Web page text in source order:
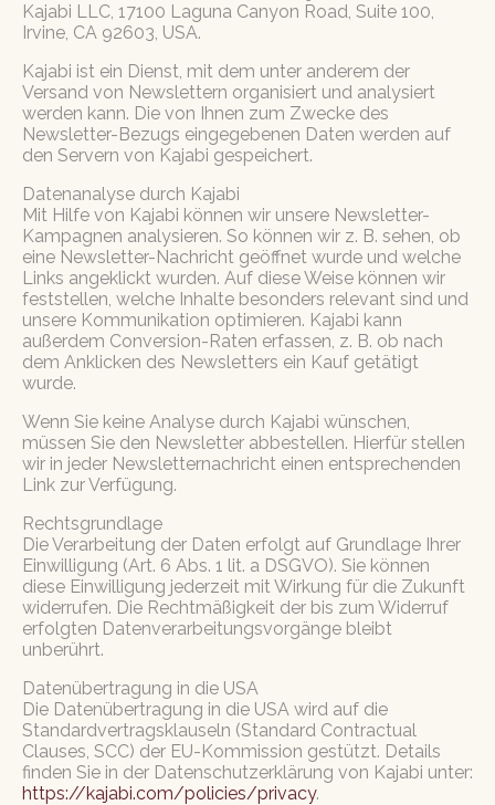
Kajabi LLC, 17100 Laguna Canyon Road, Suite 100,
Irvine, CA 92603, USA.
Kajabi ist ein Dienst, mit dem unter anderem der
Versand von Newslettern organisiert und analysiert
werden kann. Die von Ihnen zum Zwecke des
Newsletter-Bezugs eingegebenen Daten werden auf
den Servern von Kajabi gespeichert.
Datenanalyse durch Kajabi
Mit Hilfe von Kajabi können wir unsere Newsletter-
Kampagnen analysieren. So können wir z. B. sehen, ob
eine Newsletter-Nachricht geöffnet wurde und welche
Links angeklickt wurden. Auf diese Weise können wir
feststellen, welche Inhalte besonders relevant sind und
unsere Kommunikation optimieren. Kajabi kann
außerdem Conversion-Raten erfassen, z. B. ob nach
dem Anklicken des Newsletters ein Kauf getätigt
wurde.
Wenn Sie keine Analyse durch Kajabi wünschen,
müssen Sie den Newsletter abbestellen. Hierfür stellen
wir in jeder Newsletternachricht einen entsprechenden
Link zur Verfügung.
Rechtsgrundlage
Die Verarbeitung der Daten erfolgt auf Grundlage Ihrer
Einwilligung (Art. 6 Abs. 1 lit. a DSGVO). Sie können
diese Einwilligung jederzeit mit Wirkung für die Zukunft
widerrufen. Die Rechtmäßigkeit der bis zum Widerruf
erfolgten Datenverarbeitungsvorgänge bleibt
unberührt.
Datenübertragung in die USA
Die Datenübertragung in die USA wird auf die
Standardvertragsklauseln (Standard Contractual
Clauses, SCC) der EU-Kommission gestützt. Details
finden Sie in der Datenschutzerklärung von Kajabi unter:
https://kajabi.com/policies/privacy.